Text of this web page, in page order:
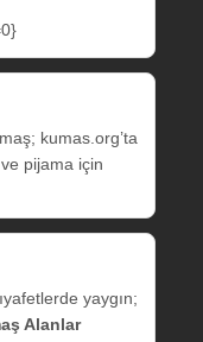
kumas.org’ta
pijama için
yaygın;
Alanlar